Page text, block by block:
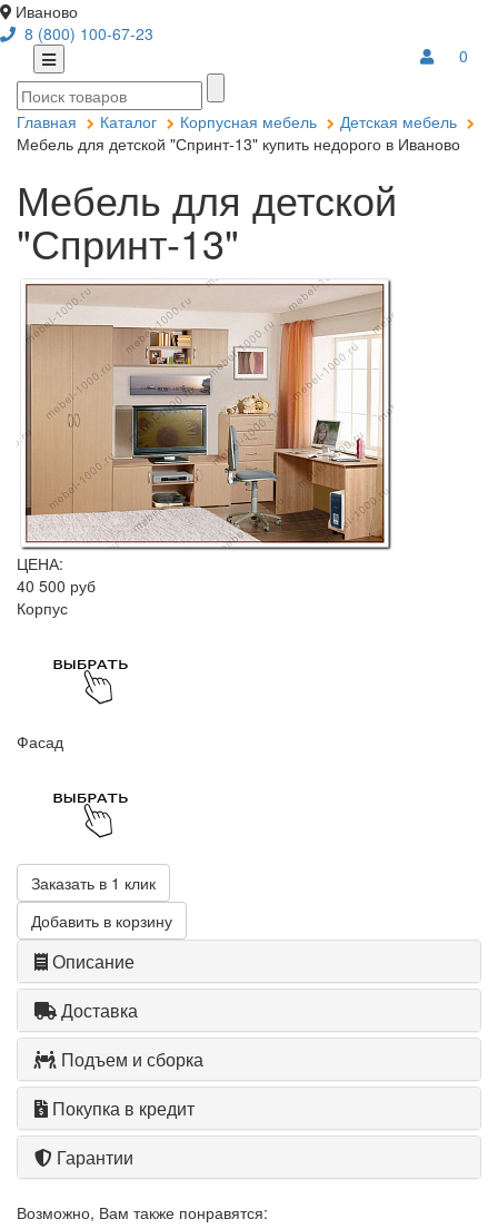
Иваново
8 (800) 100-67-23
0
Главная Каталог Корпусная мебель
Детская мебель
Мебель для детской "Спринт-13" купить недорого в Иваново
Мебель для детской
"Спринт-13"
ЦЕНА:
40 500 руб
Корпус
Фасад
Заказать в 1 клик
Добавить в корзину
Описание
Доставка
Подъем и сборка
Покупка в кредит
Гарантии
Возможно, Вам также понравятся: